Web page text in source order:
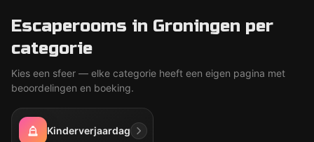
Escaperooms in Groningen per
categorie
Kies een sfeer — elke categorie heeft een eigen pagina met
beoordelingen en boeking.
Kinderverjaardag